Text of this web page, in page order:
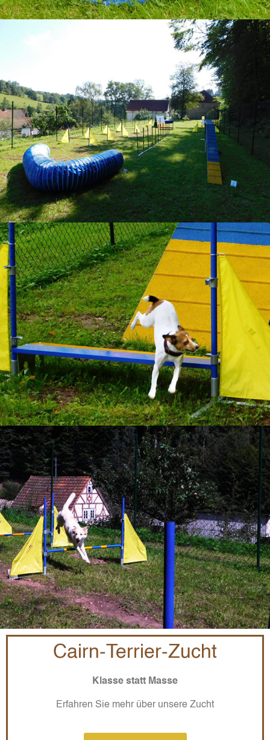
Cairn-Terrier-Zucht
Klasse statt Masse
Erfahren Sie mehr über unsere Zucht